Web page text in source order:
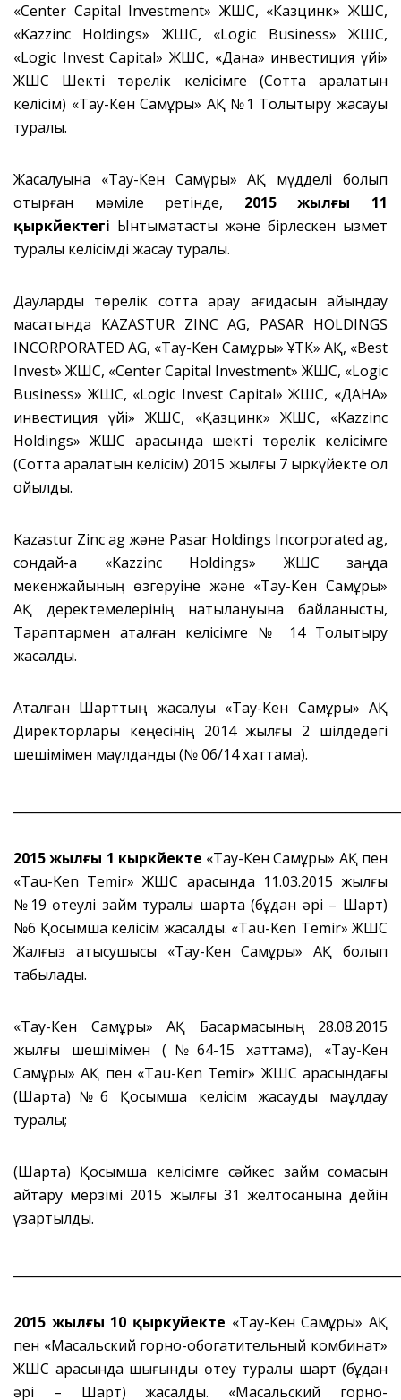
«Center Capital Investment» ЖШС, «Казцинк» ЖШС,
«Kazzinc Holdings» ЖШС, «Logic Business» ЖШС,
«Logic Invest Capital» ЖШС, «Дана» инвестиция үйі»
ЖШС Шекті төрелік келісімге (Сотта қаралатын
келісім) «Тау-Кен Самұрық» АҚ №1 Толықтыру жасауы
туралы.
Жасалуына «Тау-Кен Самұрық» АҚ мүдделі болып
отырған мәміле ретінде, 2015 жылғы 11
қыркүйектегі Ынтымақтастық және бірлескен қызмет
туралы келісімді жасау туралы.
Дауларды төрелік сотта қарау қағидасын айқындау
мақсатында KAZASTUR ZINC AG, PASAR HOLDINGS
INCORPORATED AG, «Тау-Кен Самұрық» ҰТК» АҚ, «Best
Invest» ЖШС, «Center Capital Investment» ЖШС, «Logic
Business» ЖШС, «Logic Invest Capital» ЖШС, «ДАНА»
инвестиция үйі» ЖШС, «Қазцинк» ЖШС, «Kazzinc
Holdings» ЖШС арасында шекті төрелік келісімге
(Сотта қаралатын келісім) 2015 жылғы 7 қыркүйекте қол
қойылды.
Kazastur Zinc ag және Pasar Holdings Incorporated ag,
сондай-ақ «Kazzinc Holdings» ЖШС заңда
мекенжайының өзгеруіне және «Тау-Кен Самұрық»
АҚ деректемелерінің нақтылануына байланысты,
Тараптармен аталған келісімге № 14 Толықтыру
жасалды.
Аталған Шарттың жасалуы «Тау-Кен Самұрық» АҚ
Директорлары кеңесінің 2014 жылғы 2 шілдедегі
шешімімен мақұлданды (№ 06/14 хаттама).
2015 жылғы 1 кыркүйекте «Тау-Кен Самұрық» АҚ пен
«Tau-Ken Temir» ЖШС арасында 11.03.2015 жылғы
№19 өтеулі займ туралы шартқа (бұдан әрі – Шарт)
№6 Қосымша келісім жасалды. «Tau-Ken Temir» ЖШС
Жалғыз қатысушысы «Тау-Кен Самұрық» АҚ болып
табылады.
«Тау-Кен Самұрық» АҚ Басқармасының 28.08.2015
жылғы шешімімен (№64-15 хаттама), «Тау-Кен
Самұрық» АҚ пен «Tau-Ken Temir» ЖШС арасындағы
(Шартқа)№6 Қосымша келісім жасауды мақұлдау
туралы;
(Шартқа) Қосымша келісімге сәйкес займ сомасын
қайтару мерзімі 2015 жылғы 31 желтоқсанына дейін
ұзартылды.
2015 жылғы 10 қыркуйекте «Тау-Кен Самұрық» АҚ
пен «Масальский горно-обогатительный комбинат»
ЖШС арасында шығынды өтеу туралы шарт (бұдан
әрі – Шарт) жасалды. «Масальский горно-